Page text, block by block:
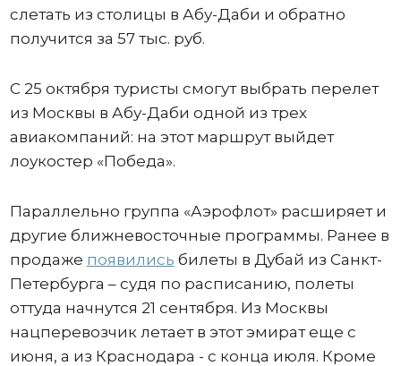
слетать из столицы в Абу-Даби и обратно
получится за 57 тыс. руб.
С 25 октября туристы смогут выбрать перелет
из Москвы в Абу-Даби одной из трех
авиакомпаний: на этот маршрут выйдет
лоукостер «Победа».
Параллельно группа «Аэрофлот» расширяет и
другие ближневосточные программы. Ранее в
продаже появились билеты в Дубай из Санкт-
Петербурга – судя по расписанию, полеты
оттуда начнутся 21 сентября. Из Москвы
нацперевозчик летает в этот эмират еще с
июня, а из Краснодара - с конца июля. Кроме